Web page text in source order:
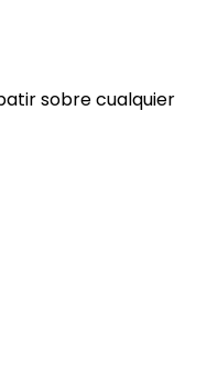
sobre cualquier